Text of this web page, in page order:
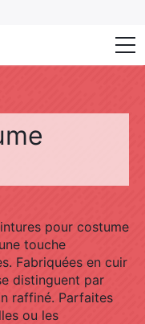
pour costume
touche
Fabriquées en cuir
distinguent par
raffiné. Parfaites
ou les